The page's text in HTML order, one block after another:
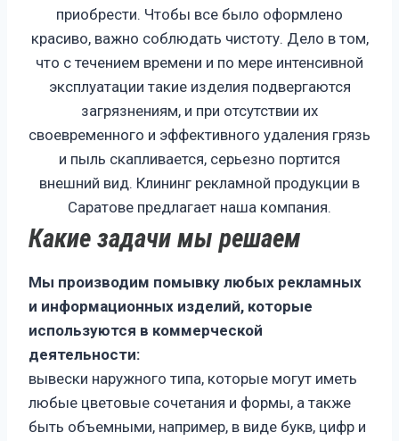
приобрести. Чтобы все было оформлено
красиво, важно соблюдать чистоту. Дело в том,
что с течением времени и по мере интенсивной
эксплуатации такие изделия подвергаются
загрязнениям, и при отсутствии их
своевременного и эффективного удаления грязь
и пыль скапливается, серьезно портится
внешний вид. Клининг рекламной продукции в
Саратове предлагает наша компания.
Какие задачи мы решаем
Мы производим помывку любых рекламных
и информационных изделий, которые
используются в коммерческой
деятельности:
вывески наружного типа, которые могут иметь
любые цветовые сочетания и формы, а также
быть объемными, например, в виде букв, цифр и